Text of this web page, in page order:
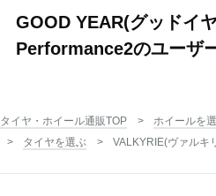
GOOD YEAR(グッドイ
Performance2のユーザ
タイヤ・ホイール通販TOP ホイールを
タイヤを選ぶ
VALKYRIE(ヴァルキ